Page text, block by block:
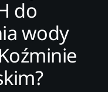
do
wody